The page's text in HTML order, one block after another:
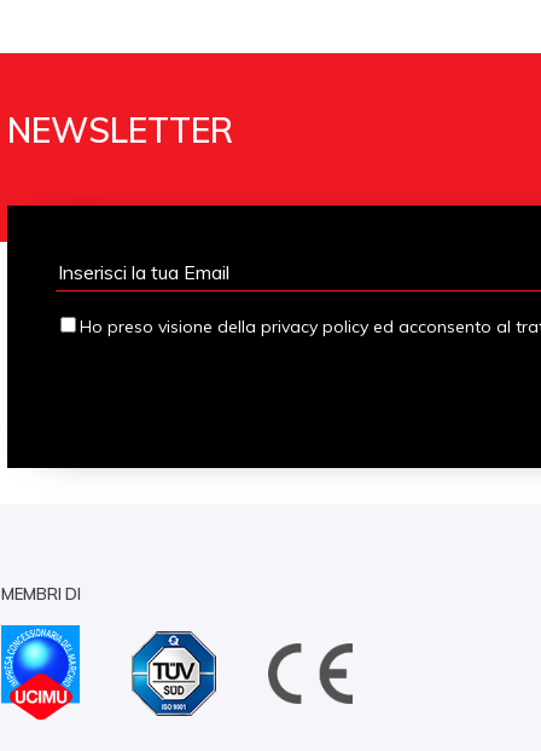
NEWSLETTER
Ho preso visione della privacy policy ed acconsento al
MEMBRI DI